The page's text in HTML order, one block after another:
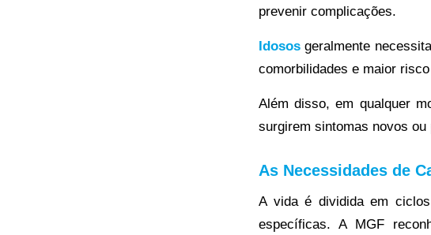
prevenir complicações.
Idosos geralmente
comorbilidades e maior
Além disso, em qualquer
surgirem sintomas novos ou
As Necessidades de
A vida é dividida em
específicas. A MGF